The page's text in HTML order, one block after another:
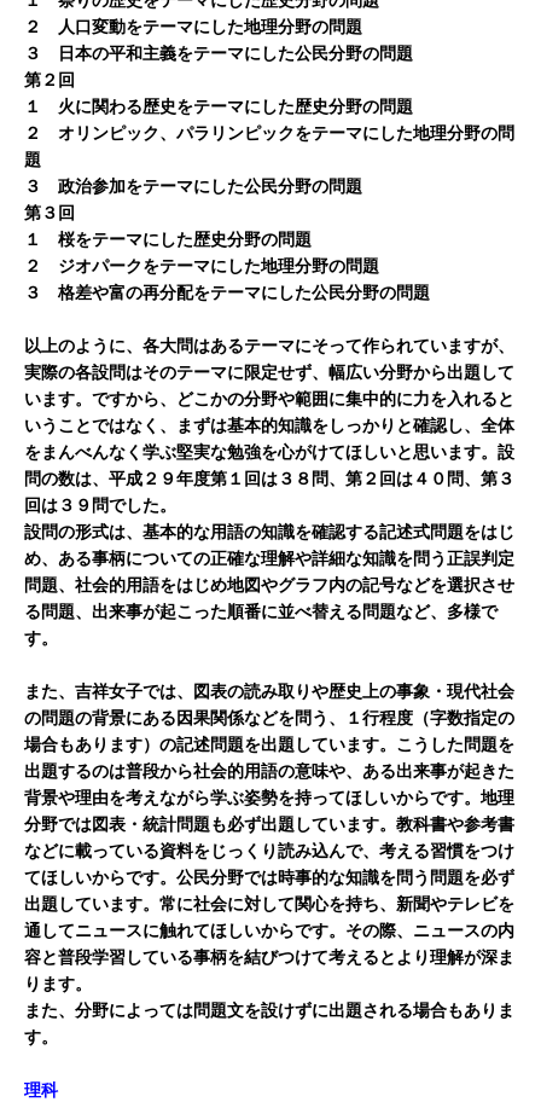
２ 人口変動をテーマにした地理分野の問題
３ 日本の平和主義をテーマにした公民分野の問題
第２回
１ 火に関わる歴史をテーマにした歴史分野の問題
２ オリンピック、パラリンピックをテーマにした地理分野の問
題
３ 政治参加をテーマにした公民分野の問題
第３回
１ 桜をテーマにした歴史分野の問題
２ ジオパークをテーマにした地理分野の問題
３ 格差や富の再分配をテーマにした公民分野の問題
以上のように、各大問はあるテーマにそって作られていますが、
実際の各設問はそのテーマに限定せず、幅広い分野から出題して
います。ですから、どこかの分野や範囲に集中的に力を入れると
いうことではなく、まずは基本的知識をしっかりと確認し、全体
をまんべんなく学ぶ堅実な勉強を心がけてほしいと思います。設
問の数は、平成２９年度第１回は３８問、第２回は４０問、第３
回は３９問でした。
設問の形式は、基本的な用語の知識を確認する記述式問題をはじ
め、ある事柄についての正確な理解や詳細な知識を問う正誤判定
問題、社会的用語をはじめ地図やグラフ内の記号などを選択させ
る問題、出来事が起こった順番に並べ替える問題など、多様で
す。
また、吉祥女子では、図表の読み取りや歴史上の事象・現代社会
の問題の背景にある因果関係などを問う、１行程度（字数指定の
場合もあります）の記述問題を出題しています。こうした問題を
出題するのは普段から社会的用語の意味や、ある出来事が起きた
背景や理由を考えながら学ぶ姿勢を持ってほしいからです。地理
分野では図表・統計問題も必ず出題しています。教科書や参考書
などに載っている資料をじっくり読み込んで、考える習慣をつけ
てほしいからです。公民分野では時事的な知識を問う問題を必ず
出題しています。常に社会に対して関心を持ち、新聞やテレビを
通してニュースに触れてほしいからです。その際、ニュースの内
容と普段学習している事柄を結びつけて考えるとより理解が深ま
ります。
また、分野によっては問題文を設けずに出題される場合もありま
す。
理科